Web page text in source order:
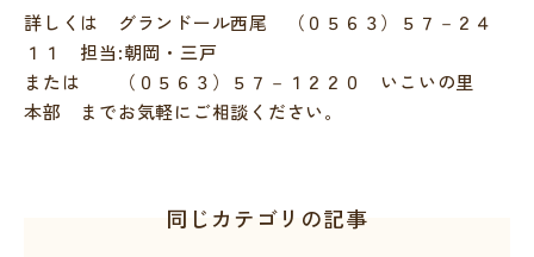
詳しくは グランドール西尾 （０５６３）５７－２４
１１ 担当:朝岡・三戸
または （０５６３）５７－１２２０ いこいの里
本部 までお気軽にご相談ください。
同じカテゴリの記事